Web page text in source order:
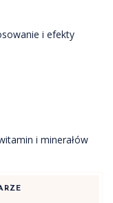
i efekty
i minerałów